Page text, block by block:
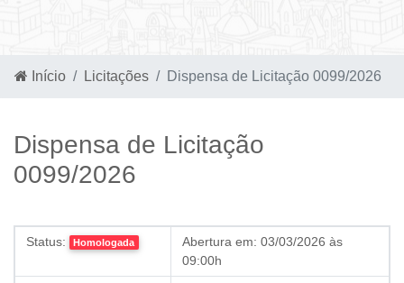
Início Licitações Dispensa de Licitação 0099/2026
Dispensa de Licitação
0099/2026
Status: Homologada Abertura em: 03/03/2026 às
09:00h